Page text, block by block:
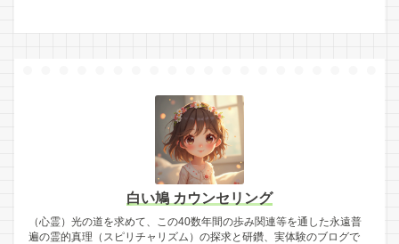
白い鳩 カウンセリング
（心霊）光の道を求めて、この40数年間の歩み関連等を通した永遠普
遍の霊的真理（スピリチャリズム）の探求と研鑽、実体験のブログで